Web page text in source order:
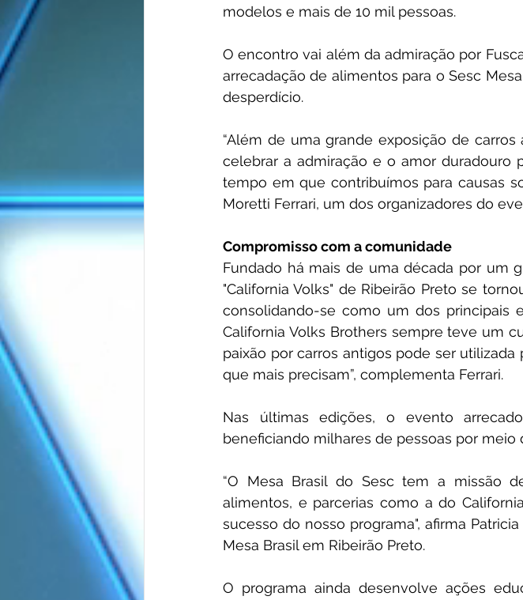
modelos e mais de 10 mil pessoas.
O encontro vai além da admiração por
arrecadação de alimentos para o Sesc
desperdício.
“Além de uma grande exposição de
celebrar a admiração e o amor duradouro
tempo em que contribuímos para causas
Moretti Ferrari, um dos organizadores do
Compromisso com a comunidade
Fundado há mais de uma década por um
"California Volks" de Ribeirão Preto se
consolidando-se como um dos principais
California Volks Brothers sempre teve um
paixão por carros antigos pode ser
que mais precisam”, complementa Ferrari.
Nas últimas edições, o evento
beneficiando milhares de pessoas por meio
“O Mesa Brasil do Sesc tem a missão
alimentos, e parcerias como a do
sucesso do nosso programa", afirma
Mesa Brasil em Ribeirão Preto.
O programa ainda desenvolve ações